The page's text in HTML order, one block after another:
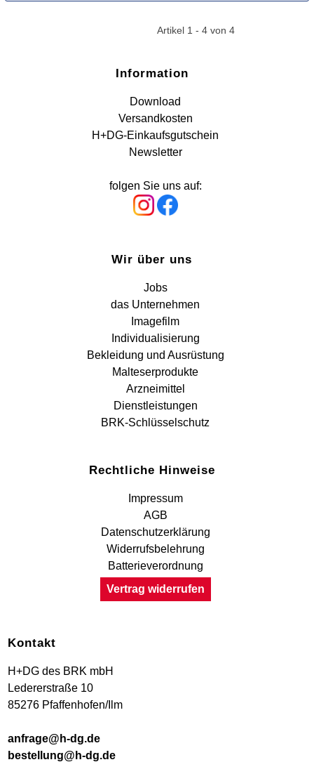
Artikel 1 - 4 von 4
Information
Download
Versandkosten
H+DG-Einkaufsgutschein
Newsletter
folgen Sie uns auf:
Wir über uns
Jobs
das Unternehmen
Imagefilm
Individualisierung
Bekleidung und Ausrüstung
Malteserprodukte
Arzneimittel
Dienstleistungen
BRK-Schlüsselschutz
Rechtliche Hinweise
Impressum
AGB
Datenschutzerklärung
Widerrufsbelehrung
Batterieverordnung
Vertrag widerrufen
Kontakt
H+DG des BRK mbH
Ledererstraße 10
85276 Pfaffenhofen/Ilm
anfrage@h-dg.de
bestellung@h-dg.de